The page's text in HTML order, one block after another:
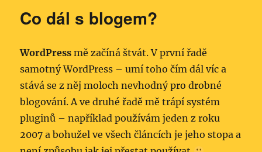
Co dál s blogem?
WordPress mě začíná štvát. V první řadě
samotný WordPress – umí toho čím dál víc a
stává se z něj moloch nevhodný pro drobné
blogování. A ve druhé řadě mě trápí systém
pluginů – například používám jeden z roku
2007 a bohužel ve všech článcích je jeho stopa a